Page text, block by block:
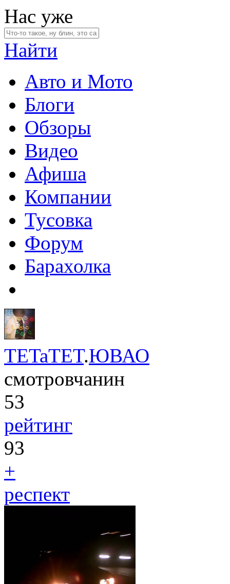
Нас уже
Найти
Авто и Мото
Блоги
Обзоры
Видео
Афиша
Компании
Тусовка
Форум
Барахолка
TETaTET.ЮВАО
смотровчанин
53
рейтинг
93
+
респект